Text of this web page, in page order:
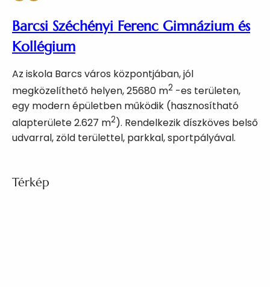
Barcsi Széchényi Ferenc Gimnázium és
Kollégium
Az iskola Barcs város központjában, jól
megközelíthető helyen, 25680 m2 -es területen,
egy modern épületben működik (hasznosítható
alapterülete 2.627 m2). Rendelkezik díszköves belső
udvarral, zöld területtel, parkkal, sportpályával.
Térkép